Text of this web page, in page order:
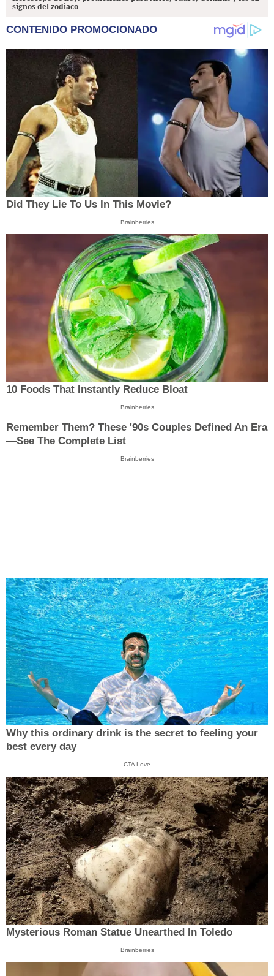
signos del zodiaco
CONTENIDO PROMOCIONADO
Did They Lie To Us In This Movie?
Brainberries
10 Foods That Instantly Reduce Bloat
Brainberries
Remember Them? These '90s Couples Defined An Era
—See The Complete List
Brainberries
Why this ordinary drink is the secret to feeling your
best every day
CTA Love
Mysterious Roman Statue Unearthed In Toledo
Brainberries